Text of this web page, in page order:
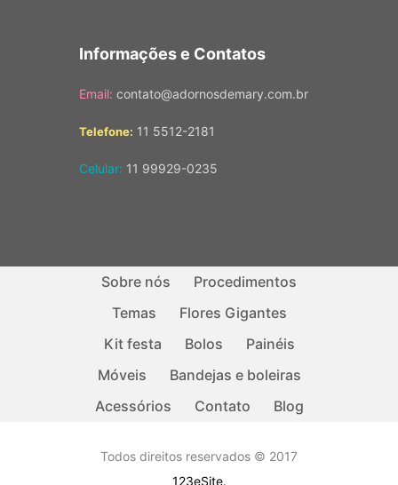
Informações e Contatos
Email: contato@adornosdemary.com.br
Telefone: 11 5512-2181
Celular: 11 99929-0235
Sobre nós
Procedimentos
Temas
Flores Gigantes
Kit festa
Bolos
Painéis
Móveis
Bandejas e boleiras
Acessórios
Contato Blog
Todos direitos reservados © 2017
123eSite.